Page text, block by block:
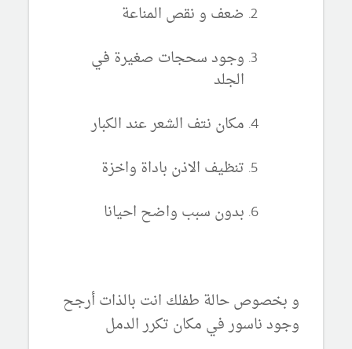
ضعف و نقص المناعة
وجود سحجات صغيرة في
الجلد
مكان نتف الشعر عند الكبار
تنظيف الاذن باداة واخزة
بدون سبب واضح احيانا
و بخصوص حالة طفلك انت بالذات أرجح
وجود ناسور في مكان تكرر الدمل